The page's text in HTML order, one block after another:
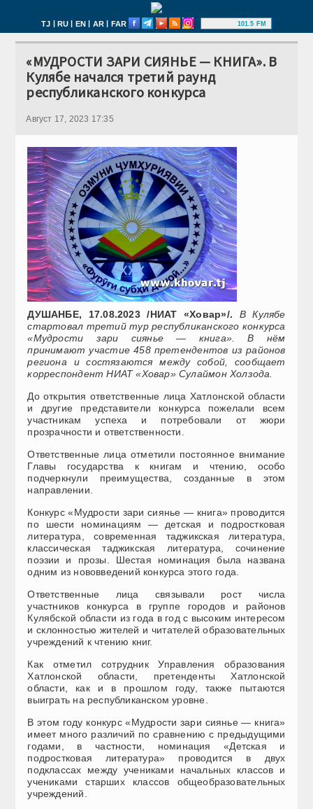
TJ | RU | EN | AR | FAR 101.5 FM
«МУДРОСТИ ЗАРИ СИЯНЬЕ — КНИГА». В
Кулябе начался третий раунд
республиканского конкурса
Август 17, 2023 17:35
ДУШАНБЕ, 17.08.2023 /НИАТ«Ховар»/.
В Кулябе
стартовал третий тур республиканского конкурса
«Мудрости зари сиянье — книга». В нём
принимают участие 458 претендентов из районов
региона и состязаются между собой, сообщает
корреспондент НИАТ «Ховар» Сулаймон Холзода.
До открытия ответственные лица Хатлонской области
и другие представители конкурса пожелали всем
участникам успеха и потребовали от жюри
прозрачности и ответственности.
Ответственные лица отметили постоянное внимание
Главы государства к книгам и чтению, особо
подчеркнули преимущества, созданные в этом
направлении.
Конкурс «Мудрости зари сиянье — книга» проводится
по шести номинациям — детская и подростковая
литература, современная таджикская литература,
классическая таджикская литература, сочинение
поэзии и прозы. Шестая номинация была названа
одним из нововведений конкурса этого года.
Ответственные лица связывали рост числа
участников конкурса в группе городов и районов
Кулябской области из года в год с высоким интересом
и склонностью жителей и читателей образовательных
учреждений к чтению книг.
Как отметил сотрудник Управления образования
Хатлонской области, претенденты Хатлонской
области, как и в прошлом году, также пытаются
выиграть на республиканском уровне.
В этом году конкурс «Мудрости зари сиянье — книга»
имеет много различий по сравнению с предыдущими
годами, в частности, номинация «Детская и
подростковая литература» проводится в двух
подклассах между учениками начальных классов и
учениками старших классов общеобразовательных
учреждений.